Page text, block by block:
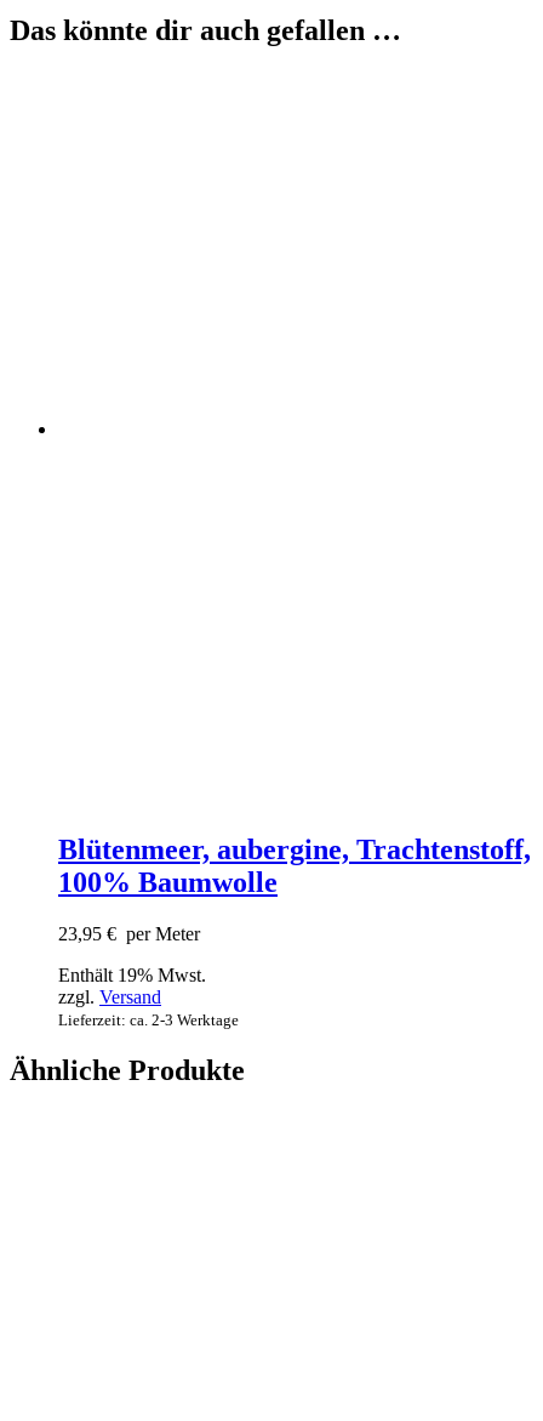
Das könnte dir auch gefallen …
Blütenmeer, aubergine, Trachtenstoff,
100% Baumwolle
23,95 € per Meter
Enthält 19% Mwst.
zzgl. Versand
Lieferzeit: ca. 2-3 Werktage
Ähnliche Produkte